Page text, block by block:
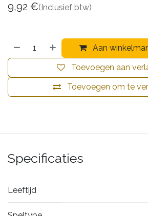
9,92 €(Inclusief btw)
Aan
Toevoegen om te
Toevoegen aan
Specificaties
Leeftijd